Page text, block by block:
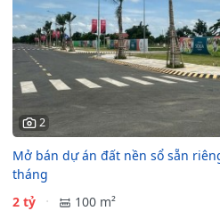
2
Mở bán dự án đất nền sổ sẵn
tháng
2 tỷ
100 m²